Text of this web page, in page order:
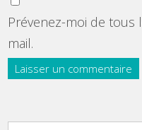
Prévenez-moi de tous
mail.